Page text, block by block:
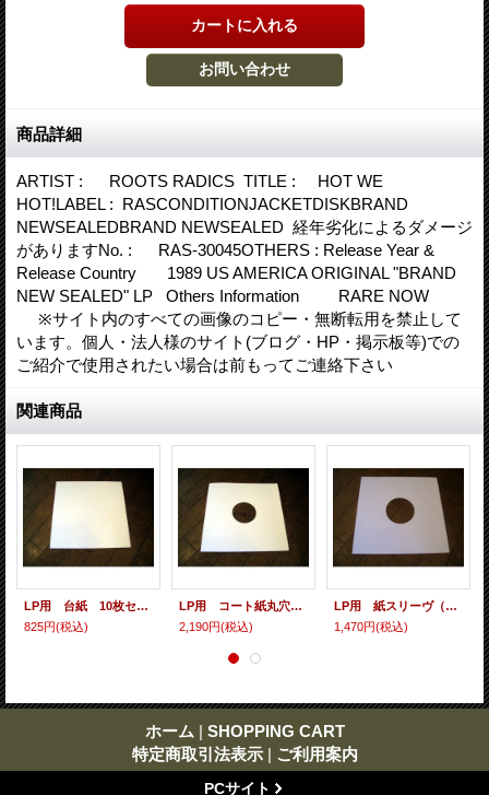
商品詳細
ARTIST : ROOTS RADICS TITLE : HOT WE
HOT!LABEL : RASCONDITIONJACKETDISKBRAND
NEWSEALEDBRAND NEWSEALED 経年劣化によるダメージ
がありますNo. : RAS-30045OTHERS : Release Year &
Release Country 1989 US AMERICA ORIGINAL "BRAND
NEW SEALED" LP Others Information RARE NOW
※サイト内のすべての画像のコピー・無断転用を禁止して
います。個人・法人様のサイト(ブログ・HP・掲示板等)での
ご紹介で使用されたい場合は前もってご連絡下さい
関連商品
LP用 台紙 10枚セット
825円(税込)
LP用 コート紙丸穴ジャケ 10枚セット
2,190円(税込)
LP用 紙スリーヴ（レギュラー 四角の角） 10枚セット
1,470円(税込)
ホーム | SHOPPING CART
特定商取引法表示 | ご利用案内
PCサイト